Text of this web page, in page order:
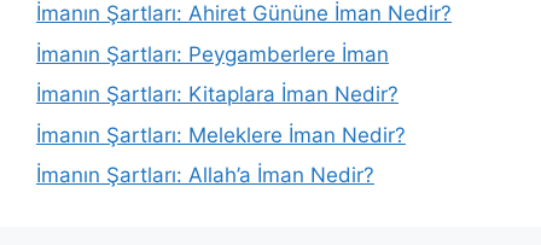
İmanın Şartları: Ahiret Gününe İman Nedir?
İmanın Şartları: Peygamberlere İman
İmanın Şartları: Kitaplara İman Nedir?
İmanın Şartları: Meleklere İman Nedir?
İmanın Şartları: Allah’a İman Nedir?